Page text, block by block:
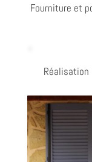
Fourniture et